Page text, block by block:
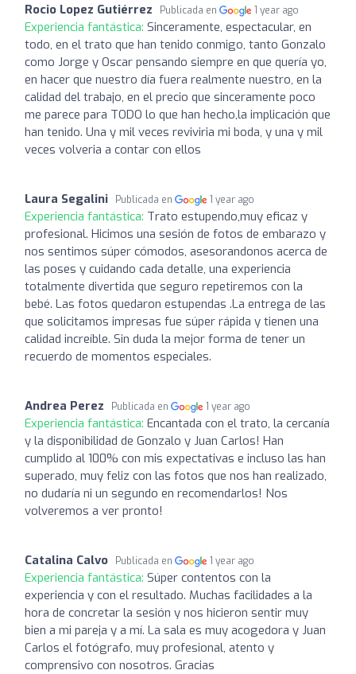
Rocio Lopez Gutiérrez Publicada en 1 year ago
Experiencia fantástica: Sinceramente, espectacular, en
todo, en el trato que han tenido conmigo, tanto Gonzalo
como Jorge y Oscar pensando siempre en que quería yo,
en hacer que nuestro día fuera realmente nuestro, en la
calidad del trabajo, en el precio que sinceramente poco
me parece para TODO lo que han hecho,la implicación que
han tenido. Una y mil veces reviviria mi boda, y una y mil
veces volveria a contar con ellos
Laura Segalini Publicada en 1 year ago
Experiencia fantástica: Trato estupendo,muy eficaz y
profesional. Hicimos una sesión de fotos de embarazo y
nos sentimos súper cómodos, asesorandonos acerca de
las poses y cuidando cada detalle, una experiencia
totalmente divertida que seguro repetiremos con la
bebé. Las fotos quedaron estupendas .La entrega de las
que solicitamos impresas fue súper rápida y tienen una
calidad increíble. Sin duda la mejor forma de tener un
recuerdo de momentos especiales.
Andrea Perez Publicada en 1 year ago
Experiencia fantástica: Encantada con el trato, la cercanía
y la disponibilidad de Gonzalo y Juan Carlos! Han
cumplido al 100% con mis expectativas e incluso las han
superado, muy feliz con las fotos que nos han realizado,
no dudaría ni un segundo en recomendarlos! Nos
volveremos a ver pronto!
Catalina Calvo Publicada en 1 year ago
Experiencia fantástica: Súper contentos con la
experiencia y con el resultado. Muchas facilidades a la
hora de concretar la sesión y nos hicieron sentir muy
bien a mi pareja y a mí. La sala es muy acogedora y Juan
Carlos el fotógrafo, muy profesional, atento y
comprensivo con nosotros. Gracias